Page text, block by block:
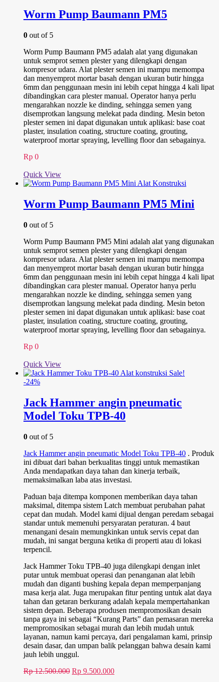
Worm Pump Baumann PM5
0 out of 5
Worm Pump Baumann PM5 adalah alat yang digunakan
untuk semprot semen plester yang dilengkapi dengan
kompresor udara. Alat plester semen ini mampu memompa
dan menyemprot mortar basah dengan ukuran butir hingga
6mm dan penggunaan mesin ini lebih cepat hingga 4 kali lipat
dibandingkan cara plester manual. Operator hanya perlu
mengarahkan nozzle ke dinding, sehingga semen yang
disemprotkan langsung melekat pada dinding. Mesin beton
plester semen ini dapat digunakan untuk aplikasi: base coat
plaster, insulation coating, structure coating, grouting,
waterproof mortar spraying, levelling floor dan sebagainya.
Rp 0
Quick View
Worm Pump Baumann PM5 Mini
0 out of 5
Worm Pump Baumann PM5 Mini adalah alat yang digunakan
untuk semprot semen plester yang dilengkapi dengan
kompresor udara. Alat plester semen ini mampu memompa
dan menyemprot mortar basah dengan ukuran butir hingga
6mm dan penggunaan mesin ini lebih cepat hingga 4 kali lipat
dibandingkan cara plester manual. Operator hanya perlu
mengarahkan nozzle ke dinding, sehingga semen yang
disemprotkan langsung melekat pada dinding. Mesin beton
plester semen ini dapat digunakan untuk aplikasi: base coat
plaster, insulation coating, structure coating, grouting,
waterproof mortar spraying, levelling floor dan sebagainya.
Rp 0
Quick View
Sale!
-24%
Jack Hammer angin pneumatic
Model Toku TPB-40
0 out of 5
Jack Hammer angin pneumatic Model Toku TPB-40 . Produk
ini dibuat dari bahan berkualitas tinggi untuk memastikan
Anda mendapatkan daya tahan dan kinerja terbaik,
memaksimalkan laba atas investasi.
Paduan baja ditempa komponen memberikan daya tahan
maksimal, ditempa sistem Latch membuat perubahan pahat
cepat dan mudah. Model kami dijual dengan peredam sebagai
standar untuk memenuhi persyaratan peraturan. 4 baut
menangani desain memungkinkan untuk servis cepat dan
mudah, ini sangat berguna ketika di properti atau di lokasi
terpencil.
Jack Hammer Toku TPB-40 juga dilengkapi dengan inlet
putar untuk membuat operasi dan penanganan alat lebih
mudah dan diganti bushing kepala depan memperpanjang
masa kerja alat. Juga merupakan fitur penting untuk alat daya
tahan dan getaran berkurang adalah kepala mempertahankan
sistem depan. Beberapa produsen mempromosikan desain
tanpa gaya ini sebagai “Kurang Parts” dan pemasaran mereka
mempromosikan sebagai murah dan lebih mudah untuk
layanan, namun kami percaya, dari pengalaman kami, prinsip
desain dasar, dan umpan balik pelanggan bahwa desain kami
jauh lebih unggul.
Rp12.500.000 Harga
Rp 9.500.000Harga